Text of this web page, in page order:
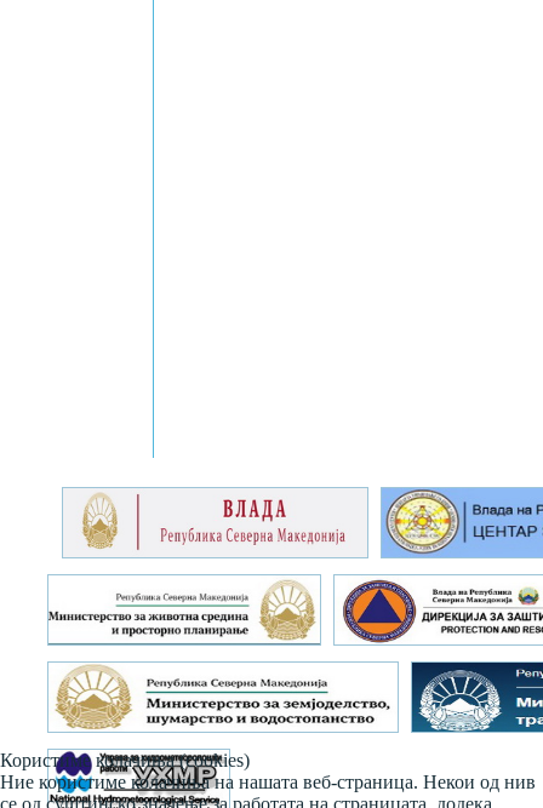
Користиме колачиња (cookies)
Ние користиме колачиња на нашата веб-страница. Некои од нив
се од суштинско значење за работата на страницата, додека